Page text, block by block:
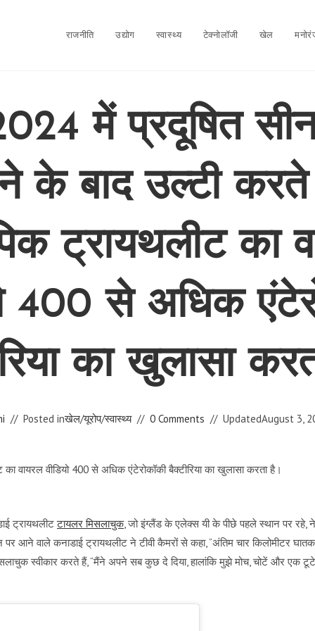
राजनीति उद्योग स्वास्थ्य टेक्नोलॉजी खेल
में प्रदूषित
के बाद उल्टी करते
ट्रायथलीट का
400 से अधिक
का खुलासा
Posted inखेल/यूरोप/स्वास्थ्य 0 Comments UpdatedAugust 3,
ट्रायथलीटटायलर मिसलाचुक, जो इंग्लैंड के एलेक्स यी के पीछे पहले स्थान पर रहे, ने
आने वाले कनाडाई ट्रायथलीट ने टीवी कैमरों से कहा, “अंतिम चार किलोमीटर घातक
स्वीकार करते हैं, “मैंने अपने सब कुछ दे दिया, हालांकि मुझे मोच, चोटें और एक टूटे